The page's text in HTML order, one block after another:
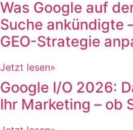
Was Google auf
Suche ankündigte
GEO-Strategie
Jetzt lesen»
Google I/O 2026:
Ihr Marketing – ob